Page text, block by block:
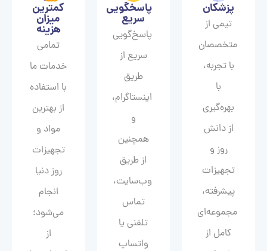
پزشکان
تیمی از
متخصصان
با تجربه،
با
بهره‌گیری
از دانش
روز و
تجهیزات
پیشرفته،
مجموعه‌ای
کامل از
پاسخگویی
سریع
پاسخ‌گویی
سریع از
طریق
اینستاگرام،
و
همچنین
از طریق
وب‌سایت،
تماس
تلفنی یا
واتساپ
کمترین
میزان
هزینه
تمامی
خدمات ما
با استفاده
از بهترین
مواد و
تجهیزات
روز دنیا
انجام
می‌شود؛
از